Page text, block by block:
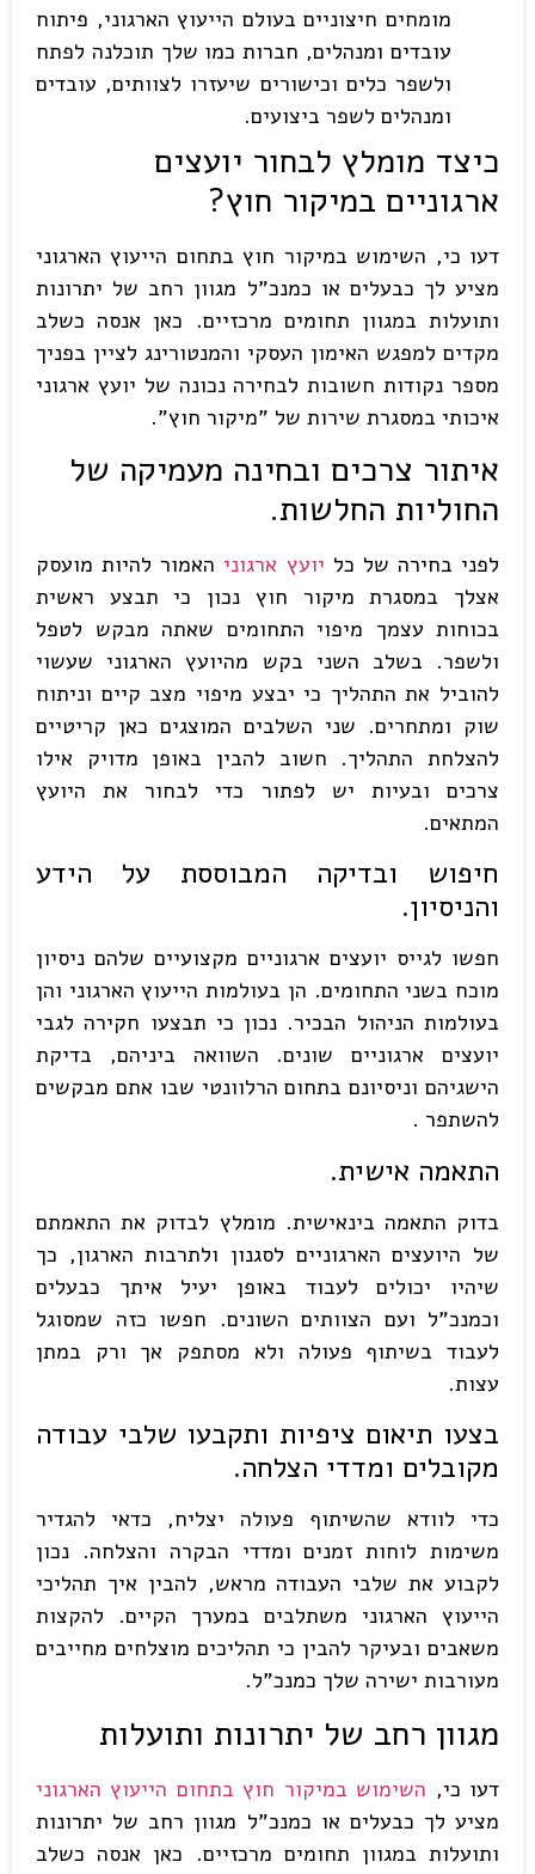
מומחים חיצוניים בעולם הייעוץ הארגוני, פיתוח
עובדים ומנהלים, חברות כמו שלך תוכלנה לפתח
ולשפר כלים וכישורים שיעזרו לצוותים, עובדים
ומנהלים לשפר ביצועים.
כיצד מומלץ לבחור יועצים
ארגוניים במיקור חוץ?
דעו כי, השימוש במיקור חוץ בתחום הייעוץ הארגוני
מציע לך כבעלים או כמנכ"ל מגוון רחב של יתרונות
ותועלות במגוון תחומים מרכזיים. כאן אנסה כשלב
מקדים למפגש האימון העסקי והמנטורינג לציין בפניך
מספר נקודות חשובות לבחירה נכונה של יועץ ארגוני
איכותי במסגרת שירות של "מיקור חוץ".
איתור צרכים ובחינה מעמיקה של
החוליות החלשות.
לפני בחירה של כל יועץ ארגוני האמור להיות מועסק
אצלך במסגרת מיקור חוץ נכון כי תבצע ראשית
בכוחות עצמך מיפוי התחומים שאתה מבקש לטפל
ולשפר. בשלב השני בקש מהיועץ הארגוני שעשוי
להוביל את התהליך כי יבצע מיפוי מצב קיים וניתוח
שוק ומתחרים. שני השלבים המוצגים כאן קריטיים
להצלחת התהליך. חשוב להבין באופן מדויק אילו
צרכים ובעיות יש לפתור כדי לבחור את היועץ
המתאים.
חיפוש ובדיקה המבוססת על הידע
והניסיון.
חפשו לגייס יועצים ארגוניים מקצועיים שלהם ניסיון
מוכח בשני התחומים. הן בעולמות הייעוץ הארגוני והן
בעולמות הניהול הבכיר. נכון כי תבצעו חקירה לגבי
יועצים ארגוניים שונים. השוואה ביניהם, בדיקת
הישגיהם וניסיונם בתחום הרלוונטי שבו אתם מבקשים
להשתפר .
התאמה אישית.
בדוק התאמה בינאישית. מומלץ לבדוק את התאמתם
של היועצים הארגוניים לסגנון ולתרבות הארגון, כך
שיהיו יכולים לעבוד באופן יעיל איתך כבעלים
וכמנכ"ל ועם הצוותים השונים. חפשו כזה שמסוגל
לעבוד בשיתוף פעולה ולא מסתפק אך ורק במתן
עצות.
בצעו תיאום ציפיות ותקבעו שלבי עבודה
מקובלים ומדדי הצלחה.
כדי לוודא שהשיתוף פעולה יצליח, כדאי להגדיר
משימות לוחות זמנים ומדדי הבקרה והצלחה. נכון
לקבוע את שלבי העבודה מראש, להבין איך תהליכי
הייעוץ הארגוני משתלבים במערך הקיים. להקצות
משאבים ובעיקר להבין כי תהליכים מוצלחים מחייבים
מעורבות ישירה שלך כמנכ"ל.
מגוון רחב של יתרונות ותועלות
דעו כי, השימוש במיקור חוץ בתחום הייעוץ הארגוני
מציע לך כבעלים או כמנכ"ל מגוון רחב של יתרונות
ותועלות במגוון תחומים מרכזיים. כאן אנסה כשלב